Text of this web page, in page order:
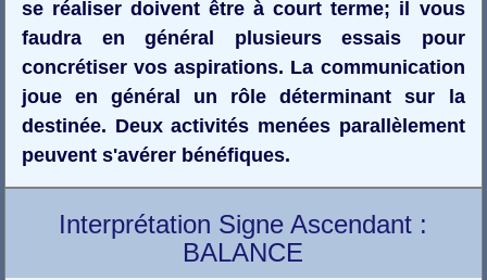
se réaliser doivent être à court terme; il vous
faudra en général plusieurs essais pour
concrétiser vos aspirations. La communication
joue en général un rôle déterminant sur la
destinée. Deux activités menées parallèlement
peuvent s'avérer bénéfiques.
Interprétation Signe Ascendant :
BALANCE